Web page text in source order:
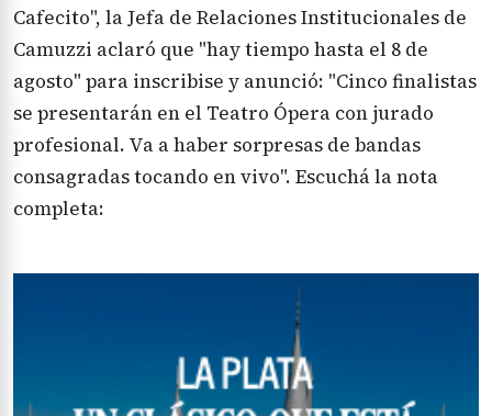
Cafecito", la Jefa de Relaciones Institucionales de
Camuzzi aclaró que "hay tiempo hasta el 8 de
agosto" para inscribise y anunció: "Cinco finalistas
se presentarán en el Teatro Ópera con jurado
profesional. Va a haber sorpresas de bandas
consagradas tocando en vivo". Escuchá la nota
completa: